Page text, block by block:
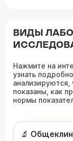
ВИДЫ
Нажмите на
узнать
показаны, как
нормы
🔬